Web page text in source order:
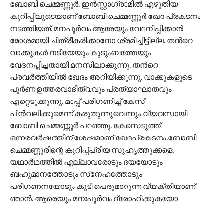
ബോബി ചെമ്മണ്ണൂര്‍. ഇൻസ്റ്റാഗ്രാമില്‍ എഴുതിയ
കുറിപ്പിലൂടെയാണ് ബോബി ചെമ്മണ്ണൂര്‍ ഖേദ പ്രകടനം
നടത്തിയത്. മനപൂർവം ആരേയും വേദനിപ്പിക്കാൻ
മോശമായി ചിത്രീകരിക്കാനോ ശ്രമിച്ചിട്ടില്ല. തന്‍റെ
വാക്കുകൾ നടിയേയും കുടുംബത്തേയും
വേദനപ്പിച്ചതായി മനസിലാക്കുന്നു. തന്‍റെ
പ്രവർത്തിയിൽ ഖേദം അറിയിക്കുന്നു. വാക്കുകളുടെ
പൂർണ ഉത്തരവാദിത്വവും പ്രത്യാഘാതവും
ഏറ്റെടുക്കുന്നു. മാപ്പ് പരിഗണിച്ച് കേസ്
പിൻവലിക്കുമെന്ന് കരുതുന്നുവെന്നും വ്യവസായി
ബോബി ചെമ്മണ്ണൂര്‍ പറഞ്ഞു. കേസെടുത്ത്
ഒന്നരവർഷത്തിന് ശേഷമാണ് ഖേദപ്രകടനം.ബോബി
ചെമ്മണ്ണൂരിന്റെ കുറിപ്പ്പ്രിയ സുഹൃത്തുക്കളെ,
യഥാർഥത്തിൽ എല്ലാവരോടും ദയയോടും
ബഹുമാനത്തോടും സ്‌നേഹത്തോടും
പരിഗണനയോടും കൂടി പെരുമാറുന്ന വ്യക്തിയാണ്
ഞാൻ. ആരെയും മനഃപൂർവം ദ്രോഹിക്കുകയോ